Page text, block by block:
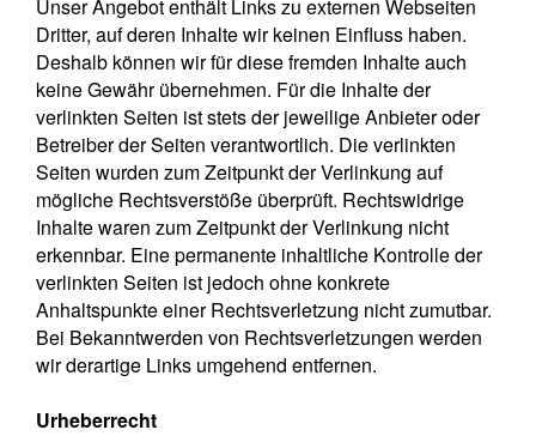
Unser Angebot enthält Links zu externen Webseiten
Dritter, auf deren Inhalte wir keinen Einfluss haben.
Deshalb können wir für diese fremden Inhalte auch
keine Gewähr übernehmen. Für die Inhalte der
verlinkten Seiten ist stets der jeweilige Anbieter oder
Betreiber der Seiten verantwortlich. Die verlinkten
Seiten wurden zum Zeitpunkt der Verlinkung auf
mögliche Rechtsverstöße überprüft. Rechtswidrige
Inhalte waren zum Zeitpunkt der Verlinkung nicht
erkennbar. Eine permanente inhaltliche Kontrolle der
verlinkten Seiten ist jedoch ohne konkrete
Anhaltspunkte einer Rechtsverletzung nicht zumutbar.
Bei Bekanntwerden von Rechtsverletzungen werden
wir derartige Links umgehend entfernen.
Urheberrecht